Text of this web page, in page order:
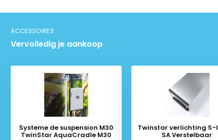
ACCESSOIRES
Vervolledig je aankoop
Systeme de suspension M30
TwinStar AquaCradle M30
Twinstar verlichting S-
SA Verstelbaar